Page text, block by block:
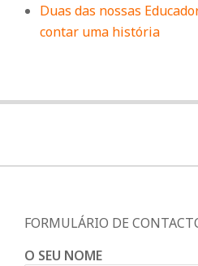
Duas das nossas
contar uma história
FORMULÁRIO DE
O SEU NOME